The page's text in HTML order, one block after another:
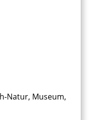
Natur, Museum,